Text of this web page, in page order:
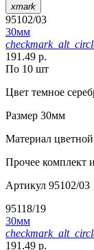
xmark
95102/03
30мм
191.49 р.
По 10 шт
Цвет темное
Размер 30мм
Материал
Прочее комплект
Артикул 95102/03
95118/19
30мм
191.49 р.